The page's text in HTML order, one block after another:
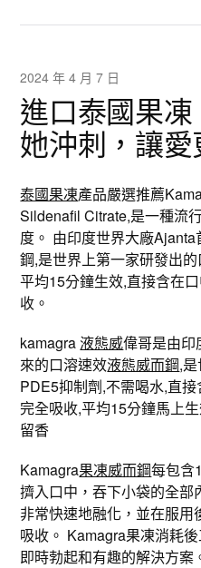
2024 年 4 月 7 日
進口泰國果
她沖刺，讓愛
泰國果凍產品嚴選推薦
Sildenafil Citrate,是一種流
度。 由印度世界大廠
鋼,是世界上第一家研發出
平均15分鐘生效,直接含在
收。
kamagra 液態威偉哥是由印
來的口溶速效液態威而鋼,
PDE5抑制劑,不需喝水,直
完全吸收,平均15分鐘馬上
留香
Kamagra果凍威而鋼每包含
擠入口中，吞下小袋的全
非常快速地融化，並在服
吸收。 Kamagra果凍消耗
即時勃起和有趣的解決方案